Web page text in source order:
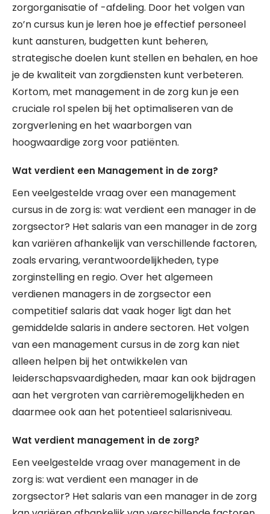
zorgorganisatie of -afdeling. Door het volgen van
zo’n cursus kun je leren hoe je effectief personeel
kunt aansturen, budgetten kunt beheren,
strategische doelen kunt stellen en behalen, en hoe
je de kwaliteit van zorgdiensten kunt verbeteren.
Kortom, met management in de zorg kun je een
cruciale rol spelen bij het optimaliseren van de
zorgverlening en het waarborgen van
hoogwaardige zorg voor patiënten.
Wat verdient een Management in de zorg?
Een veelgestelde vraag over een management
cursus in de zorg is: wat verdient een manager in de
zorgsector? Het salaris van een manager in de zorg
kan variëren afhankelijk van verschillende factoren,
zoals ervaring, verantwoordelijkheden, type
zorginstelling en regio. Over het algemeen
verdienen managers in de zorgsector een
competitief salaris dat vaak hoger ligt dan het
gemiddelde salaris in andere sectoren. Het volgen
van een management cursus in de zorg kan niet
alleen helpen bij het ontwikkelen van
leiderschapsvaardigheden, maar kan ook bijdragen
aan het vergroten van carrièremogelijkheden en
daarmee ook aan het potentieel salarisniveau.
Wat verdient management in de zorg?
Een veelgestelde vraag over management in de
zorg is: wat verdient een manager in de
zorgsector? Het salaris van een manager in de zorg